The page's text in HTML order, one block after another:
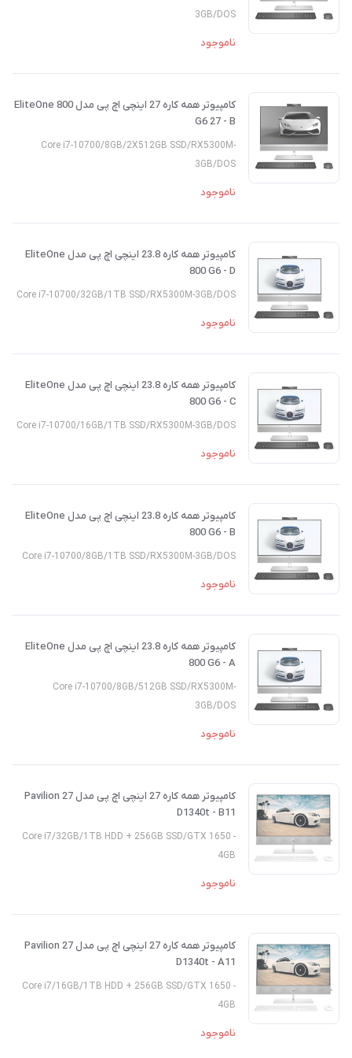
3GB/DOS
ناموجود
کامپیوتر همه کاره 27 اینچی اچ پی مدل EliteOne 800
G6 27 - B
Core i7-10700/8GB/2X512GB SSD/RX5300M-
3GB/DOS
ناموجود
کامپیوتر همه کاره 23.8 اینچی اچ پی مدل EliteOne
800 G6 - D
Core i7-10700/32GB/1TB SSD/RX5300M-3GB/DOS
ناموجود
کامپیوتر همه کاره 23.8 اینچی اچ پی مدل EliteOne
800 G6 - C
Core i7-10700/16GB/1TB SSD/RX5300M-3GB/DOS
ناموجود
کامپیوتر همه کاره 23.8 اینچی اچ پی مدل EliteOne
800 G6 - B
Core i7-10700/8GB/1TB SSD/RX5300M-3GB/DOS
ناموجود
کامپیوتر همه کاره 23.8 اینچی اچ پی مدل EliteOne
800 G6 - A
Core i7-10700/8GB/512GB SSD/RX5300M-
3GB/DOS
ناموجود
کامپیوتر همه کاره 27 اینچی اچ پی مدل Pavilion 27
D1340t - B11
- Core i7/32GB/1TB HDD + 256GB SSD/GTX 1650
4GB
ناموجود
کامپیوتر همه کاره 27 اینچی اچ پی مدل Pavilion 27
D1340t - A11
- Core i7/16GB/1TB HDD + 256GB SSD/GTX 1650
4GB
ناموجود